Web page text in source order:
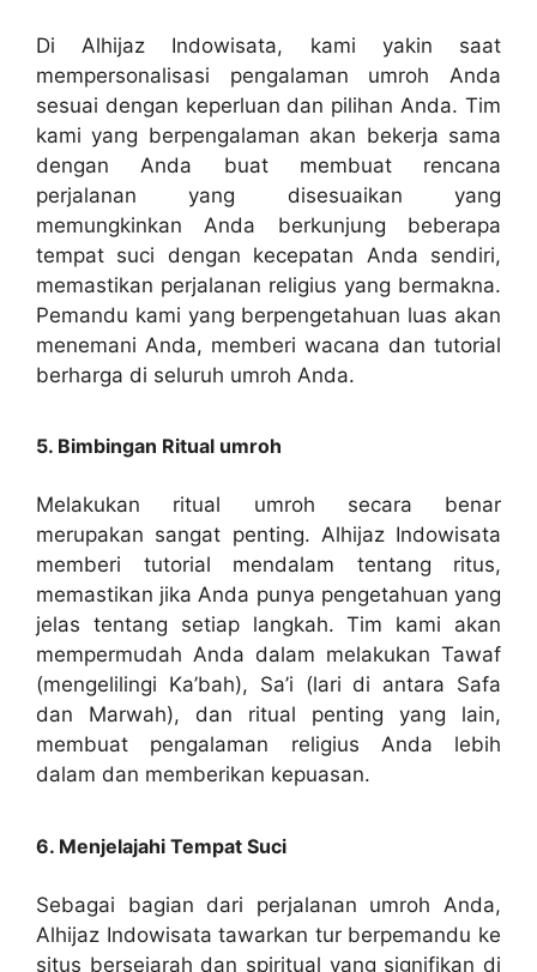
Di Alhijaz Indowisata, kami yakin saat
mempersonalisasi pengalaman umroh Anda
sesuai dengan keperluan dan pilihan Anda. Tim
kami yang berpengalaman akan bekerja sama
dengan Anda buat membuat rencana
perjalanan yang disesuaikan yang
memungkinkan Anda berkunjung beberapa
tempat suci dengan kecepatan Anda sendiri,
memastikan perjalanan religius yang bermakna.
Pemandu kami yang berpengetahuan luas akan
menemani Anda, memberi wacana dan tutorial
berharga di seluruh umroh Anda.
5. Bimbingan Ritual umroh
Melakukan ritual umroh secara benar
merupakan sangat penting. Alhijaz Indowisata
memberi tutorial mendalam tentang ritus,
memastikan jika Anda punya pengetahuan yang
jelas tentang setiap langkah. Tim kami akan
mempermudah Anda dalam melakukan Tawaf
(mengelilingi Ka’bah), Sa’i (lari di antara Safa
dan Marwah), dan ritual penting yang lain,
membuat pengalaman religius Anda lebih
dalam dan memberikan kepuasan.
6. Menjelajahi Tempat Suci
Sebagai bagian dari perjalanan umroh Anda,
Alhijaz Indowisata tawarkan tur berpemandu ke
situs bersejarah dan spiritual yang signifikan di